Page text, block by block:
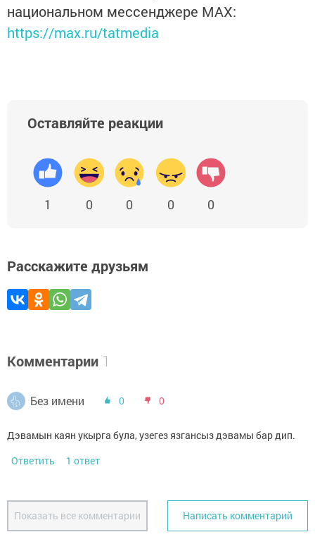
национальном мессенджере MАХ:
https://max.ru/tatmedia
Оставляйте реакции
1 0 0 0 0
Расскажите друзьям
Комментарии 1
Без имени 0 0
Дэвамын каян укырга була, узегез язгансыз дэвамы бар дип.
Ответить
1 ответ
Показать все комментарии Написать комментарий